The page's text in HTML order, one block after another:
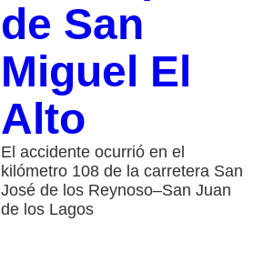
de San
Miguel El
Alto
El accidente ocurrió en el
kilómetro 108 de la carretera San
José de los Reynoso–San Juan
de los Lagos